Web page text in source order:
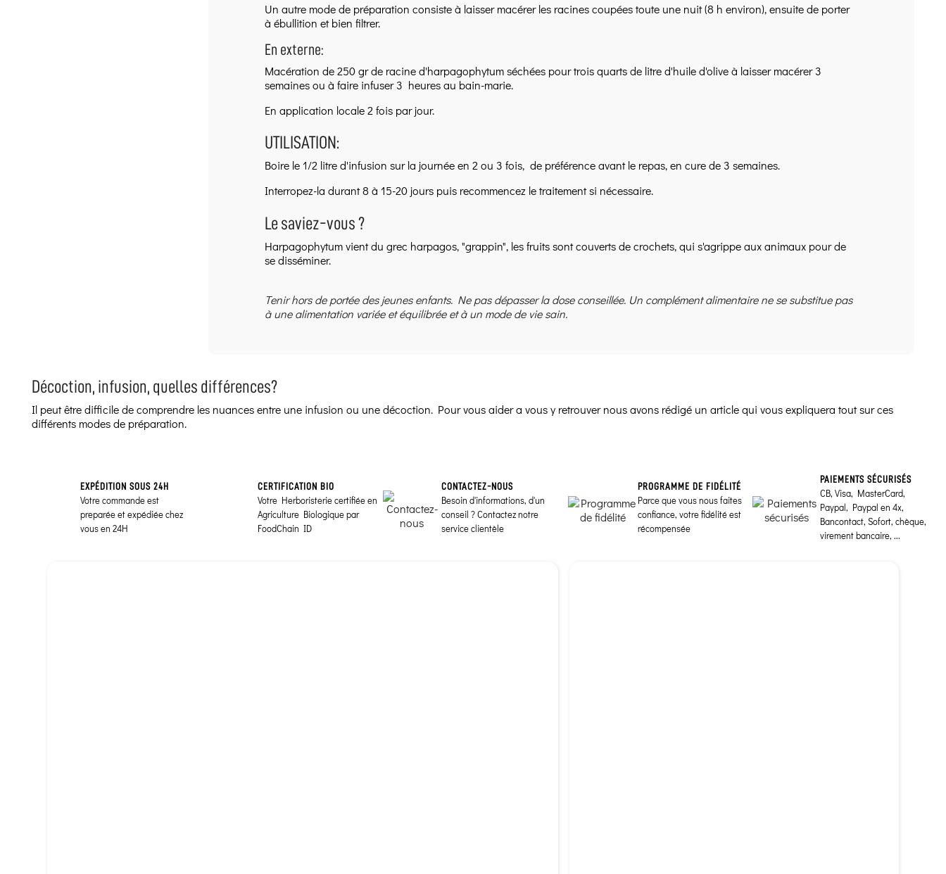
Un autre mode de préparation consiste à laisser macérer les racines coupées toute une nuit (8 h environ), ensuite de porter
à ébullition et bien filtrer.
En externe:
Macération de 250 gr de racine d'harpagophytum séchées pour trois quarts de litre d'huile d'olive à laisser macérer 3
semaines ou à faire infuser 3 heures au bain-marie.
En application locale 2 fois par jour.
UTILISATION:
Boire le 1/2 litre d'infusion sur la journée en 2 ou 3 fois, de préférence avant le repas, en cure de 3 semaines.
Interropez-la durant 8 à 15-20 jours puis recommencez le traitement si nécessaire.
Le saviez-vous ?
Harpagophytum vient du grec harpagos, "grappin", les fruits sont couverts de crochets, qui s'agrippe aux animaux pour de
se disséminer.
Tenir hors de portée des jeunes enfants. Ne pas dépasser la dose conseillée. Un complément alimentaire ne se substitue pas
à une alimentation variée et équilibrée et à un mode de vie sain.
Décoction, infusion, quelles différences?
Il peut être difficile de comprendre les nuances entre une infusion ou une décoction. Pour vous aider a vous y retrouver nous avons rédigé un article qui vous expliquera tout sur ces
différents modes de préparation.
EXPÉDITION SOUS 24H
Votre commande est
preparée et expédiée chez
vous en 24H
CERTIFICATION BIO
Votre Herboristerie certifiée en
Agriculture Biologique par
FoodChain ID
CONTACTEZ-NOUS
Besoin d'informations, d'un
conseil ? Contactez notre
service clientèle
PROGRAMME DE FIDÉLITÉ
Parce que vous nous faites
confiance, votre fidélité est
récompensée
PAIEMENTS SÉCURISÉS
CB, Visa, MasterCard,
Paypal, Paypal en 4x,
Bancontact, Sofort, chèque,
virement bancaire, ...